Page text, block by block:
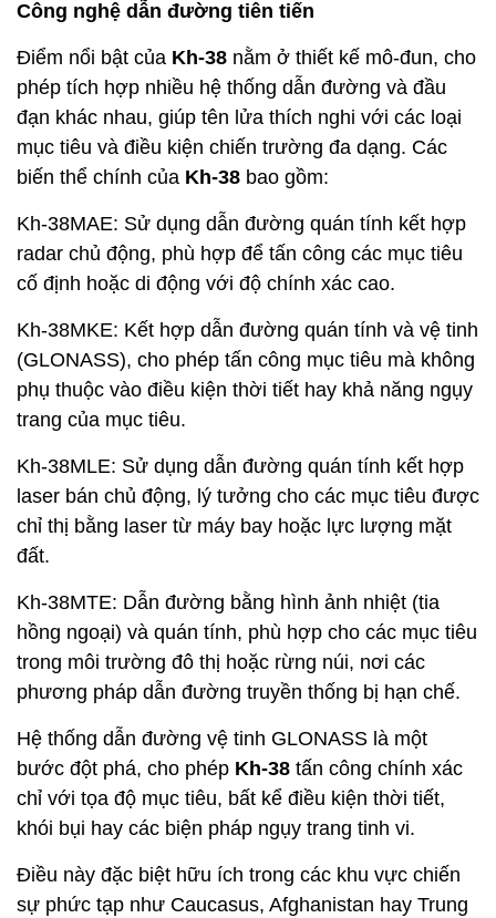
Công nghệ dẫn đường tiên tiến
Điểm nổi bật của Kh-38 nằm ở thiết kế mô-đun, cho
phép tích hợp nhiều hệ thống dẫn đường và đầu
đạn khác nhau, giúp tên lửa thích nghi với các loại
mục tiêu và điều kiện chiến trường đa dạng. Các
biến thể chính của Kh-38 bao gồm:
Kh-38MAE: Sử dụng dẫn đường quán tính kết hợp
radar chủ động, phù hợp để tấn công các mục tiêu
cố định hoặc di động với độ chính xác cao.
Kh-38MKE: Kết hợp dẫn đường quán tính và vệ tinh
(GLONASS), cho phép tấn công mục tiêu mà không
phụ thuộc vào điều kiện thời tiết hay khả năng ngụy
trang của mục tiêu.
Kh-38MLE: Sử dụng dẫn đường quán tính kết hợp
laser bán chủ động, lý tưởng cho các mục tiêu được
chỉ thị bằng laser từ máy bay hoặc lực lượng mặt
đất.
Kh-38MTE: Dẫn đường bằng hình ảnh nhiệt (tia
hồng ngoại) và quán tính, phù hợp cho các mục tiêu
trong môi trường đô thị hoặc rừng núi, nơi các
phương pháp dẫn đường truyền thống bị hạn chế.
Hệ thống dẫn đường vệ tinh GLONASS là một
bước đột phá, cho phép Kh-38 tấn công chính xác
chỉ với tọa độ mục tiêu, bất kể điều kiện thời tiết,
khói bụi hay các biện pháp ngụy trang tinh vi.
Điều này đặc biệt hữu ích trong các khu vực chiến
sự phức tạp như Caucasus, Afghanistan hay Trung